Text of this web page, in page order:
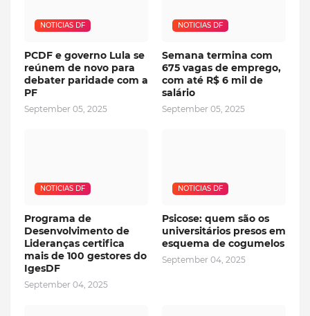
NOTICIAS DF
PCDF e governo Lula se
reúnem de novo para
debater paridade com a
PF
September 05, 2025
NOTICIAS DF
Semana termina com
675 vagas de emprego,
com até R$ 6 mil de
salário
September 05, 2025
NOTICIAS DF
Programa de
Desenvolvimento de
Lideranças certifica
mais de 100 gestores do
IgesDF
September 04, 2025
NOTICIAS DF
Psicose: quem são os
universitários presos em
esquema de cogumelos
September 04, 2025